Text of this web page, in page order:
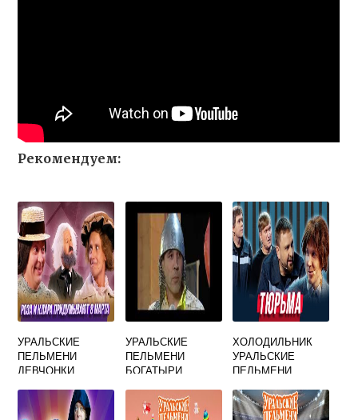
Рекомендуем:
УРАЛЬСКИЕ
ПЕЛЬМЕНИ
ДЕВЧОНКИ
МАРТА
УРАЛЬСКИЕ
ПЕЛЬМЕНИ
БОГАТЫРИ
ХОЛОДИЛЬНИК
УРАЛЬСКИЕ
ПЕЛЬМЕНИ